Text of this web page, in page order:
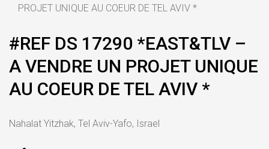
PROJET UNIQUE AU COEUR DE TEL AVIV *
#REF DS 17290 *EAST&TLV –
A VENDRE UN PROJET UNIQUE
AU COEUR DE TEL AVIV *
Nahalat Yitzhak, Tel Aviv-Yafo, Israel